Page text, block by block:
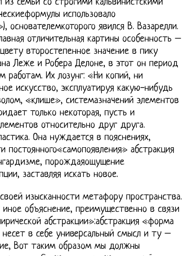
семьи со строгими кальвинистскими
использовало
основателемкоторого явился В. Вазарелли.
отличительная картины особенность –
второстепенное значение в пику
Леже и Робера Делоне, в этот он период
работам. Их лозунг: «Ни копий, ни
искусство, эксплуатируя какую-нибудь
«клише», системазначений элементов
только некоторая, пусть и
относительно друг друга.
Она нуждается в пояснениях,
абстракция
порождаяощущение
заставляя искать новое.
изысканности метафору пространства.
объяснение, преимущественно в связи
абстракции»:абстракция «форма
в себе унивеpсальный смысл и ту –
Вот таким образом мы должны